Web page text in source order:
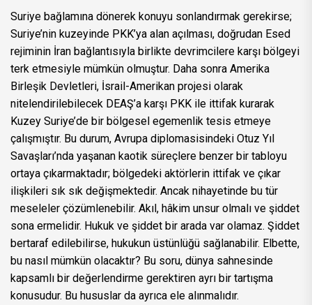
Suriye bağlamına dönerek konuyu sonlandırmak gerekirse;
Suriye’nin kuzeyinde PKK’ya alan açılması, doğrudan Esed
rejiminin İran bağlantısıyla birlikte devrimcilere karşı bölgeyi
terk etmesiyle mümkün olmuştur. Daha sonra Amerika
Birleşik Devletleri, İsrail-Amerikan projesi olarak
nitelendirilebilecek DEAŞ’a karşı PKK ile ittifak kurarak
Kuzey Suriye’de bir bölgesel egemenlik tesis etmeye
çalışmıştır. Bu durum, Avrupa diplomasisindeki Otuz Yıl
Savaşları’nda yaşanan kaotik süreçlere benzer bir tabloyu
ortaya çıkarmaktadır; bölgedeki aktörlerin ittifak ve çıkar
ilişkileri sık sık değişmektedir. Ancak nihayetinde bu tür
meseleler çözümlenebilir. Akıl, hâkim unsur olmalı ve şiddet
sona ermelidir. Hukuk ve şiddet bir arada var olamaz. Şiddet
bertaraf edilebilirse, hukukun üstünlüğü sağlanabilir. Elbette,
bu nasıl mümkün olacaktır? Bu soru, dünya sahnesinde
kapsamlı bir değerlendirme gerektiren ayrı bir tartışma
konusudur. Bu hususlar da ayrıca ele alınmalıdır.